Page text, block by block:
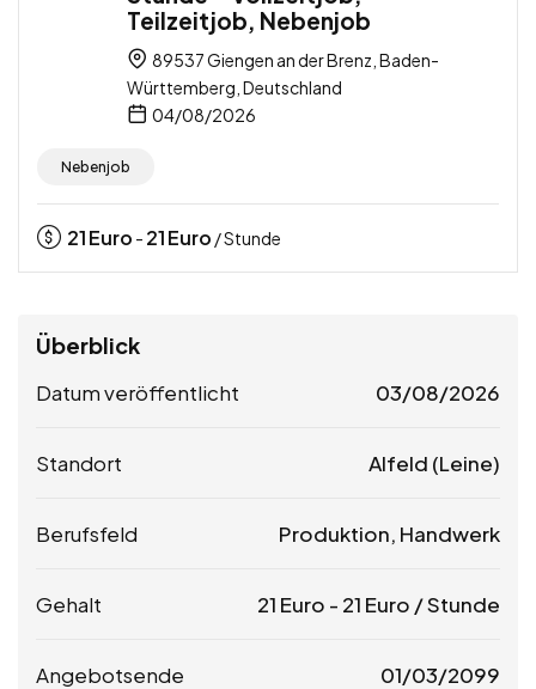
Teilzeitjob, Nebenjob
89537 Giengen an der Brenz, Baden-
Württemberg, Deutschland
04/08/2026
Nebenjob
21Euro - 21Euro / Stunde
Überblick
Datum veröffentlicht 03/08/2026
Standort Alfeld (Leine)
Berufsfeld Produktion, Handwerk
Gehalt 21 Euro - 21 Euro / Stunde
Angebotsende 01/03/2099